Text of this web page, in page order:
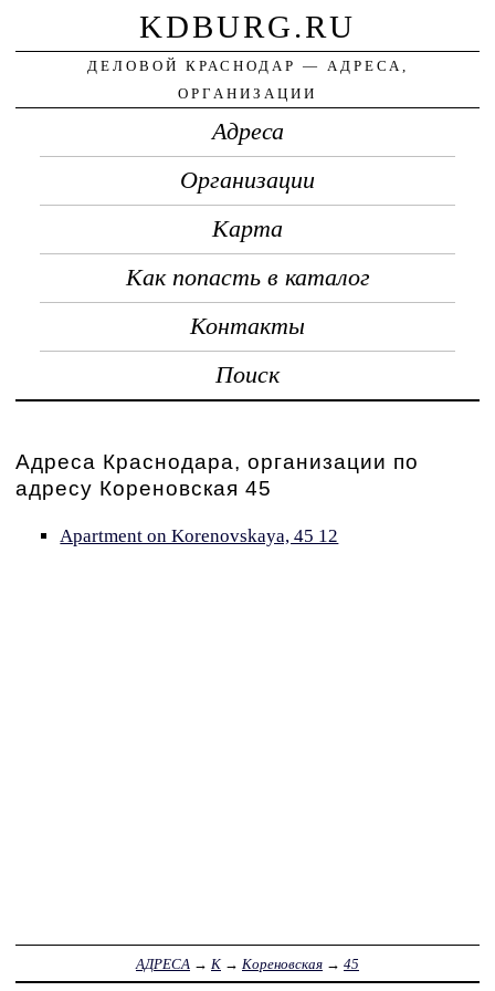
KDBURG.RU
ДЕЛОВОЙ КРАСНОДАР — АДРЕСА,
ОРГАНИЗАЦИИ
Адреса
Организации
Карта
Как попасть в каталог
Контакты
Поиск
Адреса Краснодара, организации по
адресу Кореновская 45
Apartment on Korenovskaya, 45 12
АДРЕСА → К → Кореновская → 45